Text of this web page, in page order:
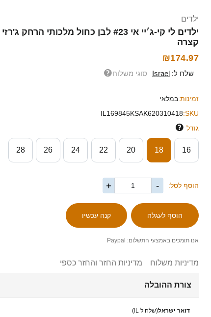
ילדים
קצרה
₪174.97
שלח ל: Israel סוגי משלוח
זמינות:במלאי
SKU:
IL169845KSAK620310418
גודל
16
18
20
22
24
26
28
הוסף לסל: -
+
אנו תומכים באמצעי התשלום: Paypal
מדיניות משלוח מדיניות החזר והחזר כספי
צורת ההובלה
דואר ישראל(שלח ל IL)